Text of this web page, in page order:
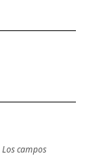
Los campos